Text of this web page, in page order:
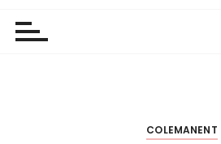
COLEMANENT